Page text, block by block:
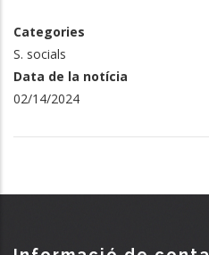
Categories
S. socials
Data de la notícia
02/14/2024